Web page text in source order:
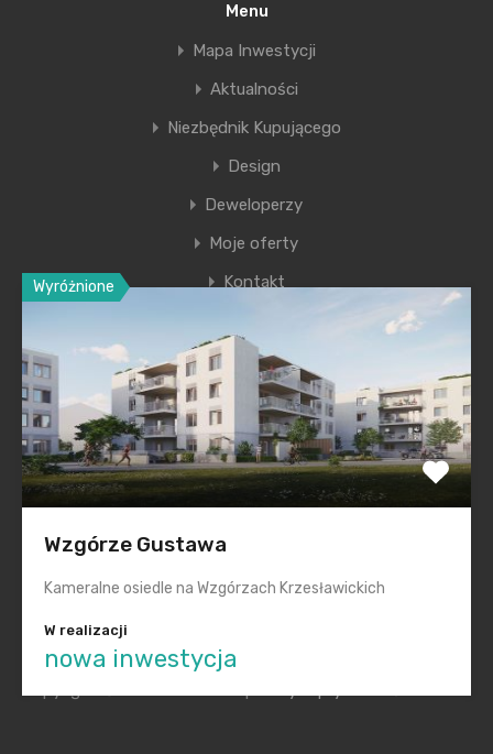
zapowiada się bardzo atrakcyjnie. Od lat tą
instytucję kultury wspiera firma Excellent.
Wyróżnione
Wzgórze Gustawa
Kameralne osiedle na Wzgórzach Krzesławickich
W realizacji
nowa inwestycja
Menu
Mapa Inwestycji
Aktualności
Niezbędnik Kupującego
Design
Deweloperzy
Moje oferty
Kontakt
Ostatnie wpisy
Nowa era Filharmonii Krakowskiej
Premiera nowego etapu inwestycji Krakowskie
Przedmieście
Polska na inwestycyjnej mapie Europy świeci na zielono
Realizacje „pod klucz” dla każdego